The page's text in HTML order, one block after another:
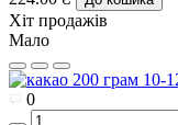
Хіт продажів
Мало
0